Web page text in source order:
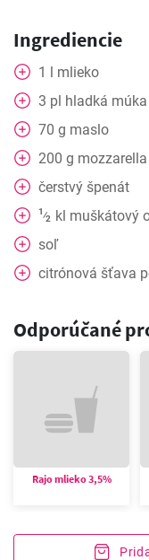
Ingrediencie
1 l mlieko
3 pl hladká
70 g maslo
200 g mozzarella
čerstvý špenát
1⁄2 kl muškátový
soľ
citrónová šťava
Odporúčané
Rajo mlieko 3,5%